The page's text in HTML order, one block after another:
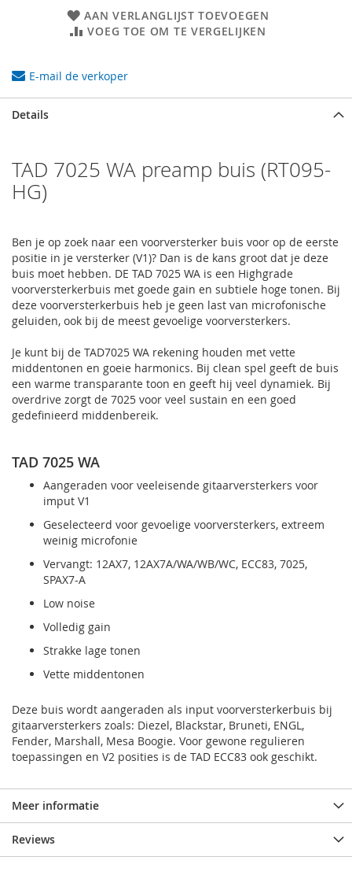
AAN VERLANGLIJST TOEVOEGEN
VOEG TOE OM TE VERGELIJKEN
E-mail de verkoper
Details
TAD 7025 WA preamp buis (RT095-
HG)
Ben je op zoek naar een voorversterker buis voor op de eerste
positie in je versterker (V1)? Dan is de kans groot dat je deze
buis moet hebben. DE TAD 7025 WA is een Highgrade
voorversterkerbuis met goede gain en subtiele hoge tonen. Bij
deze voorversterkerbuis heb je geen last van microfonische
geluiden, ook bij de meest gevoelige voorversterkers.
Je kunt bij de TAD7025 WA rekening houden met vette
middentonen en goeie harmonics. Bij clean spel geeft de buis
een warme transparante toon en geeft hij veel dynamiek. Bij
overdrive zorgt de 7025 voor veel sustain en een goed
gedefinieerd middenbereik.
TAD 7025 WA
Aangeraden voor veeleisende gitaarversterkers voor
imput V1
Geselecteerd voor gevoelige voorversterkers, extreem
weinig microfonie
Vervangt: 12AX7, 12AX7A/WA/WB/WC, ECC83, 7025,
SPAX7-A
Low noise
Volledig gain
Strakke lage tonen
Vette middentonen
Deze buis wordt aangeraden als input voorversterkerbuis bij
gitaarversterkers zoals: Diezel, Blackstar, Bruneti, ENGL,
Fender, Marshall, Mesa Boogie. Voor gewone regulieren
toepassingen en V2 posities is de TAD ECC83 ook geschikt.
Meer informatie
Reviews